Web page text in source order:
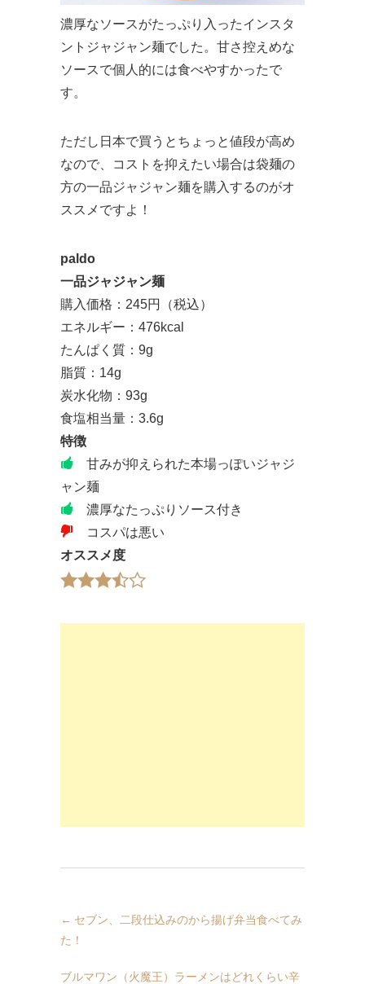
濃厚なソースがたっぷり入ったインスタ
ントジャジャン麺でした。甘さ控えめな
ソースで個人的には食べやすかったで
す。
ただし日本で買うとちょっと値段が高め
なので、コストを抑えたい場合は袋麺の
方の一品ジャジャン麺を購入するのがオ
ススメですよ！
paldo
一品ジャジャン麺
購入価格：245円（税込）
エネルギー：476kcal
たんぱく質：9g
脂質：14g
炭水化物：93g
食塩相当量：3.6g
特徴
甘みが抑えられた本場っぽいジャジ
ャン麺
濃厚なたっぷりソース付き
コスパは悪い
オススメ度
← セブン、二段仕込みのから揚げ弁当食べてみ
た！
ブルマワン（火魔王）ラーメンはどれくらい辛